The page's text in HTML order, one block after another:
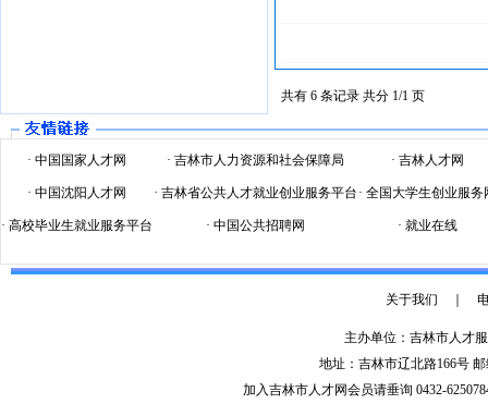
共有 6 条记录 共分 1/1 页
· 中国国家人才网 · 吉林市人力资源和社会保障局 · 吉林人才网
· 中国沈阳人才网 · 吉林省公共人才就业创业服务平台 · 全国大学生创业服务
· 高校毕业生就业服务平台 · 中国公共招聘网 · 就业在线
关于我们 ｜
主办单位：吉林市人才
地址：吉林市辽北路166号 邮
加入吉林市人才网会员请垂询 0432-